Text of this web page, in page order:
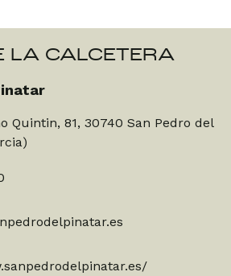
LA CALCETERA
Quintin, 81, 30740 San Pedro del